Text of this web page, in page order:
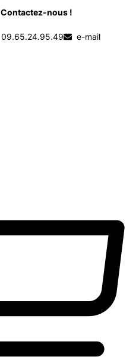
Contactez-nous !
09.65.24.95.49 e-mail